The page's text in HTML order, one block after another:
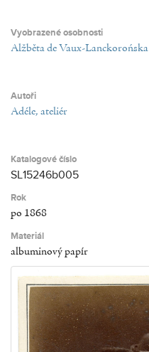
Vyobrazené osobnosti
Alžběta de Vaux-Lanckorońska
Autoři
Adéle, ateliér
Katalogové číslo
SL15246b005
Rok
po 1868
Materiál
albuminový papír